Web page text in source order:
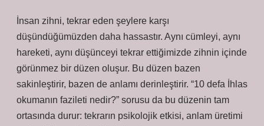
İnsan zihni, tekrar eden şeylere karşı
düşündüğümüzden daha hassastır. Aynı cümleyi, aynı
hareketi, aynı düşünceyi tekrar ettiğimizde zihnin içinde
görünmez bir düzen oluşur. Bu düzen bazen
sakinleştirir, bazen de anlamı derinleştirir. “10 defa İhlas
okumanın fazileti nedir?” sorusu da bu düzenin tam
ortasında durur: tekrarın psikolojik etkisi, anlam üretimi